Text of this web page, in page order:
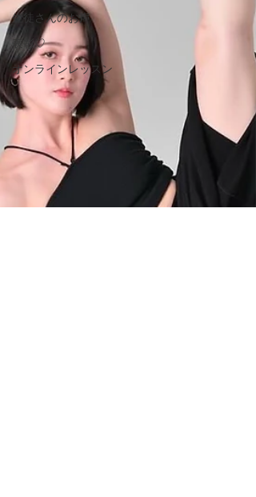
生徒さんのお声
表彰♡
オンラインレッスン